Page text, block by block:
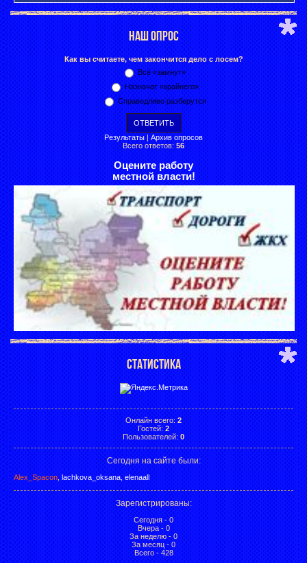
НАШ ОПРОС
Как вы считаете, чем закончится дело с лосем?
Всё «замнут»
Назначат «крайнего»
Справедливо разберутся
Результаты | Архив опросов
Всего ответов: 56
Оцените работу
местной власти!
СТАТИСТИКА
Онлайн всего: 2
Гостей: 2
Пользователей: 0
Сегодня на сайте были:
Alex_Spacon lachkova_oksana elenaall
Зарегистрированы:
Сегодня - 0
Вчера - 0
За неделю - 0
За месяц - 0
Всего - 428